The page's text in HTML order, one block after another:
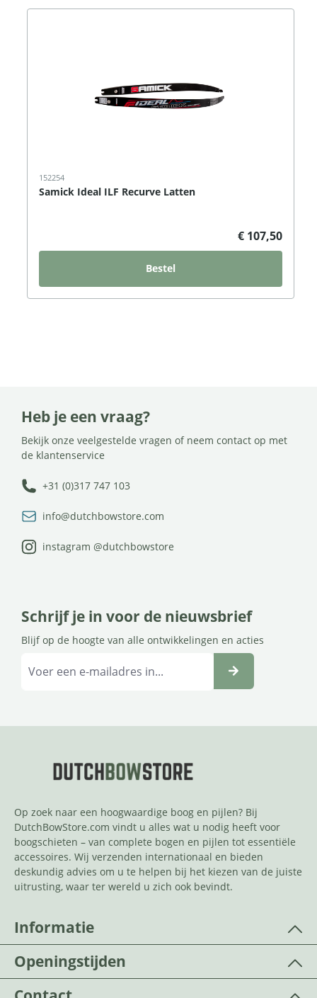
152254
Samick Ideal ILF Recurve Latten
€ 107,50
Bestel
Heb je een vraag?
Bekijk onze veelgestelde vragen of neem contact op met
de klantenservice
+31 (0)317 747 103
info@dutchbowstore.com
instagram @dutchbowstore
Schrijf je in voor de nieuwsbrief
Blijf op de hoogte van alle ontwikkelingen en acties
Op zoek naar een hoogwaardige boog en pijlen? Bij
DutchBowStore.com vindt u alles wat u nodig heeft voor
boogschieten – van complete bogen en pijlen tot essentiële
accessoires. Wij verzenden internationaal en bieden
deskundig advies om u te helpen bij het kiezen van de juiste
uitrusting, waar ter wereld u zich ook bevindt.
Informatie
Openingstijden